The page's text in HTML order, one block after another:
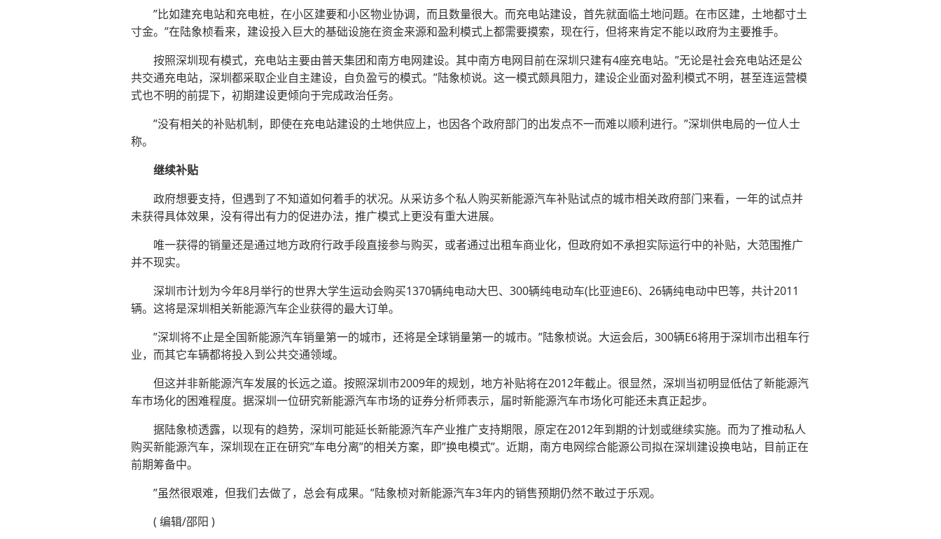
”比如建充电站和充电桩，在小区建要和小区物业协调，而且数量很大。而充电站建设，首先就面临土地问题。在市区建，土地都寸土
寸金。”在陆象桢看来，建设投入巨大的基础设施在资金来源和盈利模式上都需要摸索，现在行，但将来肯定不能以政府为主要推手。
按照深圳现有模式，充电站主要由普天集团和南方电网建设。其中南方电网目前在深圳只建有4座充电站。”无论是社会充电站还是公
共交通充电站，深圳都采取企业自主建设，自负盈亏的模式。”陆象桢说。这一模式颇具阻力，建设企业面对盈利模式不明，甚至连运营模
式也不明的前提下，初期建设更倾向于完成政治任务。
”没有相关的补贴机制，即使在充电站建设的土地供应上，也因各个政府部门的出发点不一而难以顺利进行。”深圳供电局的一位人士
称。
继续补贴
政府想要支持，但遇到了不知道如何着手的状况。从采访多个私人购买新能源汽车补贴试点的城市相关政府部门来看，一年的试点并
未获得具体效果，没有得出有力的促进办法，推广模式上更没有重大进展。
唯一获得的销量还是通过地方政府行政手段直接参与购买，或者通过出租车商业化，但政府如不承担实际运行中的补贴，大范围推广
并不现实。
深圳市计划为今年8月举行的世界大学生运动会购买1370辆纯电动大巴、300辆纯电动车(比亚迪E6)、26辆纯电动中巴等，共计2011
辆。这将是深圳相关新能源汽车企业获得的最大订单。
”深圳将不止是全国新能源汽车销量第一的城市，还将是全球销量第一的城市。”陆象桢说。大运会后，300辆E6将用于深圳市出租车行
业，而其它车辆都将投入到公共交通领域。
但这并非新能源汽车发展的长远之道。按照深圳市2009年的规划，地方补贴将在2012年截止。很显然，深圳当初明显低估了新能源汽
车市场化的困难程度。据深圳一位研究新能源汽车市场的证券分析师表示，届时新能源汽车市场化可能还未真正起步。
据陆象桢透露，以现有的趋势，深圳可能延长新能源汽车产业推广支持期限，原定在2012年到期的计划或继续实施。而为了推动私人
购买新能源汽车，深圳现在正在研究”车电分离”的相关方案，即”换电模式”。近期，南方电网综合能源公司拟在深圳建设换电站，目前正在
前期筹备中。
”虽然很艰难，但我们去做了，总会有成果。”陆象桢对新能源汽车3年内的销售预期仍然不敢过于乐观。
( 编辑/邵阳 )